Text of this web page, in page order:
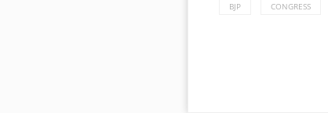
BJP CONGRESS